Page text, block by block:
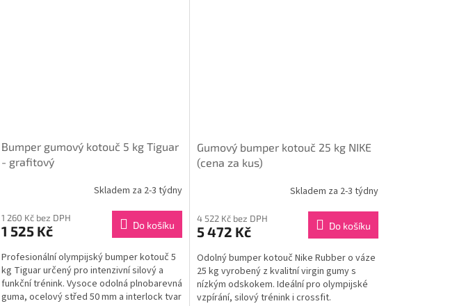
Bumper gumový kotouč 5 kg Tiguar
- grafitový
Skladem za 2-3 týdny
1 260 Kč bez DPH
1 525 Kč Do košíku
Profesionální olympijský bumper kotouč 5
kg Tiguar určený pro intenzivní silový a
funkční trénink. Vysoce odolná plnobarevná
guma, ocelový střed 50 mm a interlock tvar
Gumový bumper kotouč 25 kg NIKE
(cena za kus)
Skladem za 2-3 týdny
4 522 Kč bez DPH
5 472 Kč Do košíku
Odolný bumper kotouč Nike Rubber o váze
25 kg vyrobený z kvalitní virgin gumy s
nízkým odskokem. Ideální pro olympijské
vzpírání, silový trénink i crossfit.